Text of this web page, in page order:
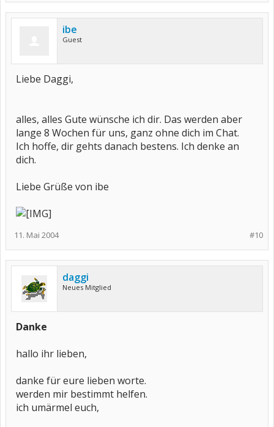
ibe
Guest
Liebe Daggi,
alles, alles Gute wünsche ich dir. Das werden aber
lange 8 Wochen für uns, ganz ohne dich im Chat.
Ich hoffe, dir gehts danach bestens. Ich denke an
dich.
Liebe Grüße von ibe
#10
11. Mai 2004
daggi
Neues Mitglied
Danke
hallo ihr lieben,
danke für eure lieben worte.
werden mir bestimmt helfen.
ich umärmel euch,